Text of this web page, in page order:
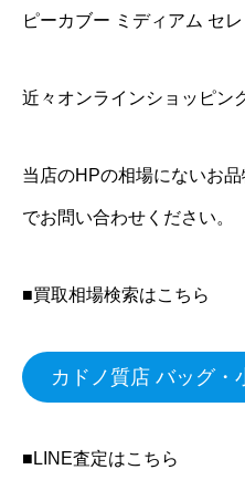
ピーカブー ミディアム セ
近々オンラインショッピン
当店のHPの相場にないお
でお問い合わせください。
■買取相場検索はこちら
カドノ質店 バッグ・
■LINE査定はこちら